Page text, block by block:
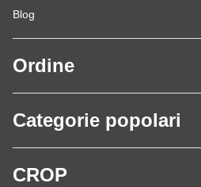
Blog
Ordine
Categorie popolari
CROP